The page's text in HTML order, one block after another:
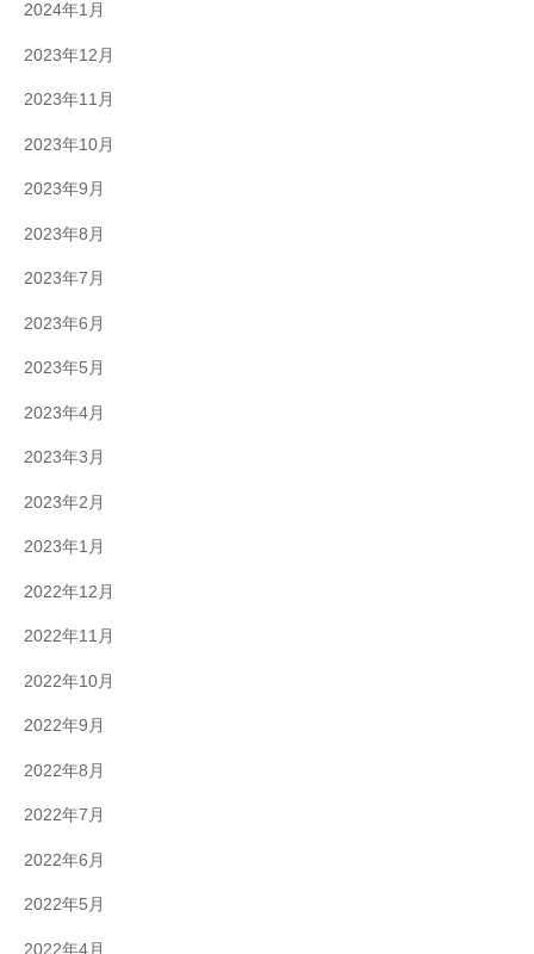
2024年1月
2023年12月
2023年11月
2023年10月
2023年9月
2023年8月
2023年7月
2023年6月
2023年5月
2023年4月
2023年3月
2023年2月
2023年1月
2022年12月
2022年11月
2022年10月
2022年9月
2022年8月
2022年7月
2022年6月
2022年5月
2022年4月